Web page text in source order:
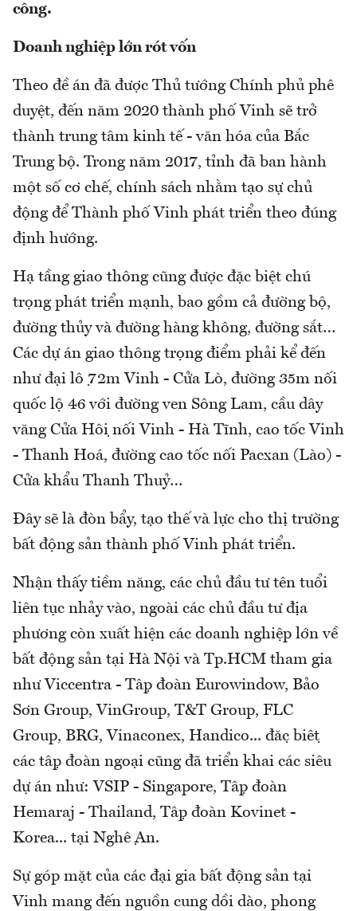
công.
Doanh nghiệp lớn rót vốn
Theo đề án đã được Thủ tướng Chính phủ phê
duyệt, đến năm 2020 thành phố Vinh sẽ trở
thành trung tâm kinh tế - văn hóa của Bắc
Trung bộ. Trong năm 2017, tỉnh đã ban hành
một số cơ chế, chính sách nhằm tạo sự chủ
động để Thành phố Vinh phát triển theo đúng
định hướng.
Hạ tầng giao thông cũng được đặc biệt chú
trọng phát triển mạnh, bao gồm cả đường bộ,
đường thủy và đường hàng không, đường sắt…
Các dự án giao thông trọng điểm phải kể đến
như đại lộ 72m Vinh - Cửa Lò, đường 35m nối
quốc lộ 46 với đường ven Sông Lam, cầu dây
văng Cửa Hội nối Vinh - Hà Tĩnh, cao tốc Vinh
- Thanh Hoá, đường cao tốc nối Pacxan (Lào) -
Cửa khẩu Thanh Thuỷ…
Đây sẽ là đòn bẩy, tạo thế và lực cho thị trường
bất động sản thành phố Vinh phát triển.
Nhận thấy tiềm năng, các chủ đầu tư tên tuổi
liên tục nhảy vào, ngoài các chủ đầu tư địa
phương còn xuất hiện các doanh nghiệp lớn về
bất động sản tại Hà Nội và Tp.HCM tham gia
như Viccentra - Tập đoàn Eurowindow, Bảo
Sơn Group, VinGroup, T&T Group, FLC
Group, BRG, Vinaconex, Handico... đặc biệt
các tập đoàn ngoại cũng đã triển khai các siêu
dự án như: VSIP - Singapore, Tập đoàn
Hemaraj - Thailand, Tập đoàn Kovinet -
Korea... tại Nghệ An.
Sự góp mặt của các đại gia bất động sản tại
Vinh mang đến nguồn cung dồi dào, phong